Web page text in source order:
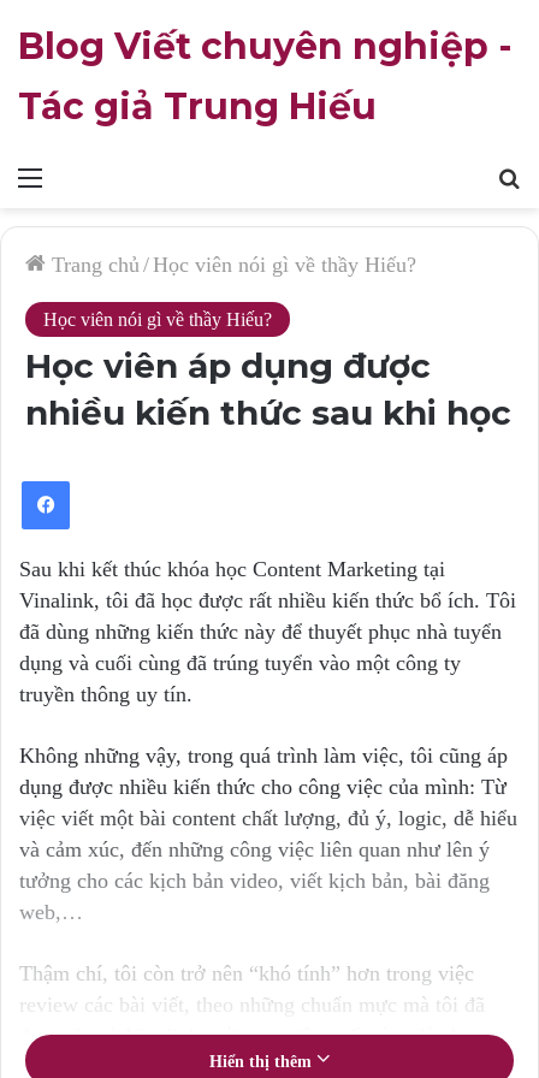
Mục
Blog Viết chuyên nghiệp -
Tác giả Trung Hiếu
Trang chủ/Học viên nói gì về thầy Hiếu?
Học viên nói gì về thầy Hiếu?
Học viên áp dụng được
nhiều kiến thức sau khi học
Sau khi kết thúc khóa học Content Marketing tại
Vinalink, tôi đã học được rất nhiều kiến thức bổ ích. Tôi
đã dùng những kiến thức này để thuyết phục nhà tuyển
dụng và cuối cùng đã trúng tuyển vào một công ty
truyền thông uy tín.
Không những vậy, trong quá trình làm việc, tôi cũng áp
dụng được nhiều kiến thức cho công việc của mình: Từ
việc viết một bài content chất lượng, đủ ý, logic, dễ hiểu
và cảm xúc, đến những công việc liên quan như lên ý
tưởng cho các kịch bản video, viết kịch bản, bài đăng
web,…
Thậm chí, tôi còn trở nên “khó tính” hơn trong việc
review các bài viết, theo những chuẩn mực mà tôi đã
được dạy ở Vinalink, với mục tiêu cuối cùng là cho ra
những sản phẩm chất lượng cho công ty, mang lại những
Hiển thị thêm